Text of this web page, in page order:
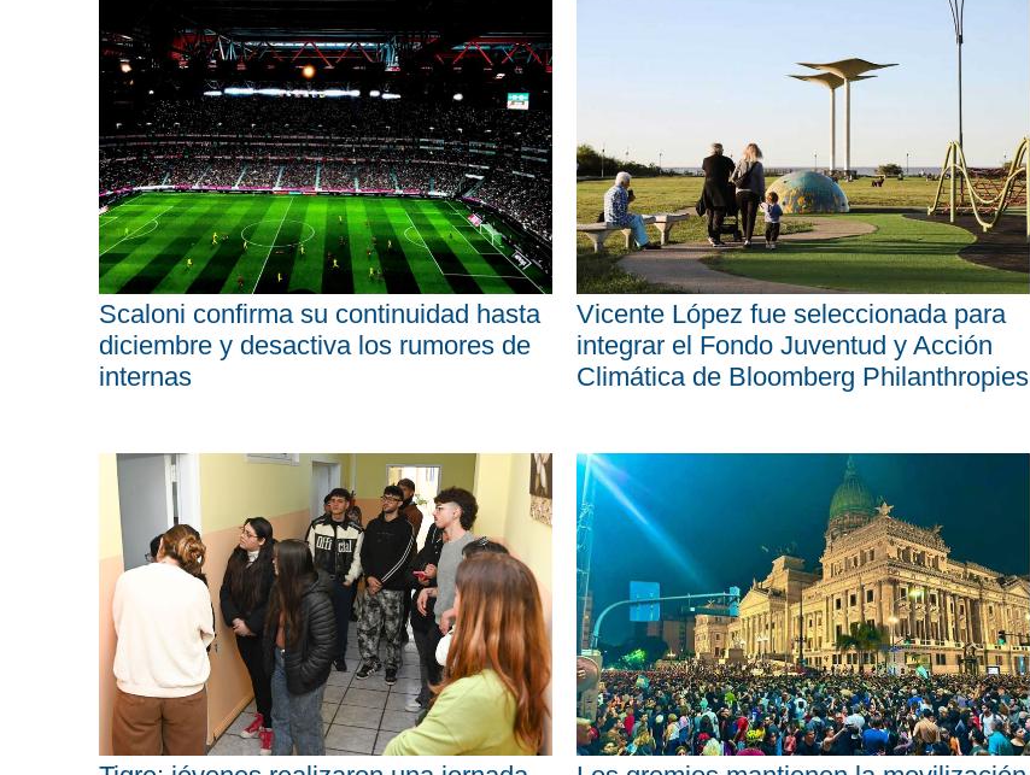
Scaloni confirma su continuidad hasta
diciembre y desactiva los rumores de
internas
Vicente López fue seleccionada para
integrar el Fondo Juventud y Acción
Climática de Bloomberg Philanthropies